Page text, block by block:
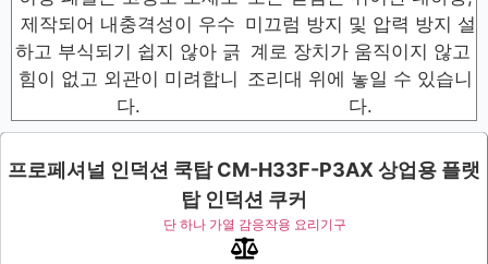
제작되어 내충격성이 우수
하고 부식되기 쉽지 않아 긁
힘이 없고 외관이 미려합니
다.
미끄럼 방지 및 압력 방지 설
계로 장치가 움직이지 않고
조리대 위에 놓일 수 있습니
다.
프로페셔널 인덕션 쿡탑 CM-H33F-P3AX 상업용 플랫
탑 인덕션 쿠커
단 하나 가열 감응작용 요리기구